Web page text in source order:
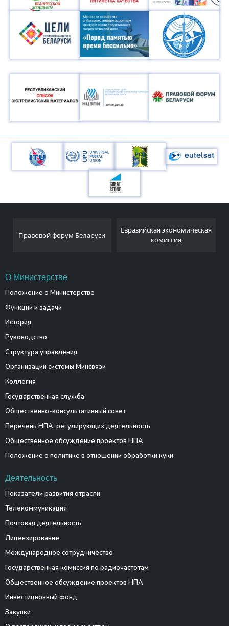
комиссия
статистический комитет
Республики Беларусь
О Министерстве
Положение о Министерстве
Функции и задачи
История
Руководство
Структура управления
Организации системы Минсвязи
Коллегия
Государственная служба
Общественно-консультативный совет
Перечень НПА, регулирующих деятельность
Общественное обсуждение проектов НПА
Положение о политике в отношении обработки куки
Деятельность
Показатели развития отрасли
Телекоммуникация
Почтовая деятельность
Лицензирование
Международное сотрудничество
Государственная комиссия по радиочастотам
Общественное обсуждение проектов НПА
Инвестиционный фонд
Закупки